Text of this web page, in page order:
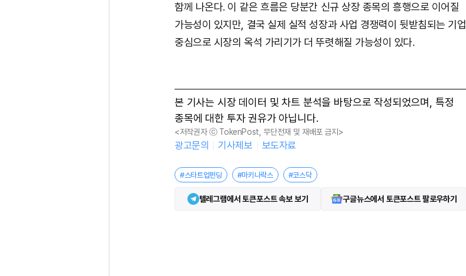
e
함께 나온다. 이 같은 흐름은 당분간 신규 상장 종목의 흥행으로 이어질
가능성이 있지만, 결국 실제 실적 성장과 사업 경쟁력이 뒷받침되는 기업
중심으로 시장의 옥석 가리기가 더 뚜렷해질 가능성이 있다.
본 기사는 시장 데이터 및 차트 분석을 바탕으로 작성되었으며, 특정
종목에 대한 투자 권유가 아닙니다.
<저작권자 ⓒ TokenPost, 무단전재 및 재배포 금지>
광고문의 기사제보 보도자료
#스타트업펀딩 #마키나락스 #코스닥
텔레그램에서 토큰포스트 속보 보기 구글뉴스에서 토큰포스트 팔로우하기